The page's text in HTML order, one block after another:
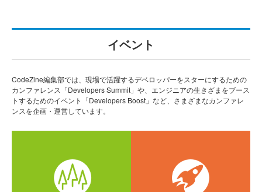
イベント
CodeZine編集部では、現場で活躍するデベロッパーをスターにするための
カンファレンス「Developers Summit」や、エンジニアの生きざまをブース
トするためのイベント「Developers Boost」など、さまざまなカンファレ
ンスを企画・運営しています。